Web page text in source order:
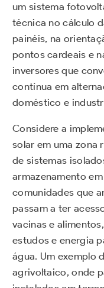
um sistema
técnica no cálculo
painéis, na
pontos cardeais e
inversores que
contínua em
doméstico e
Considere a
solar em uma zona
de sistemas
armazenamento
comunidades que
passam a ter
vacinas e
estudos e energia
água. Um exemplo
agrivoltaico, onde